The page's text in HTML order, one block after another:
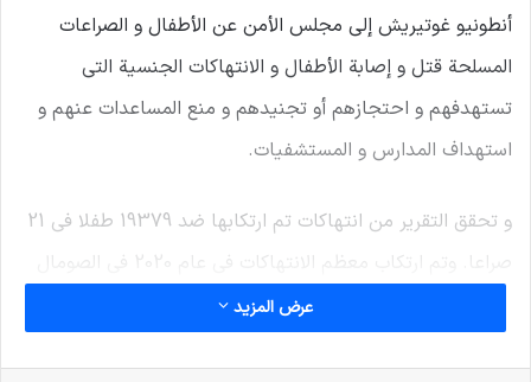
أنطونيو غوتيريش إلى مجلس الأمن عن الأطفال و الصراعات
المسلحة قتل و إصابة الأطفال و الانتهاكات الجنسية التي
تستهدفهم و احتجازهم أو تجنيدهم و منع المساعدات عنهم و
استهداف المدارس و المستشفيات.
و تحقق التقرير من انتهاكات تم ارتكابها ضد 19379 طفلا في 21
صراعا. وتم ارتكاب معظم الانتهاكات في عام 2020 في الصومال
وجمهورية الكونجو الديمقراطية وأفغانستان وسوريا واليمن.
و تحقق التقرير من تجنيد 8521 طفلا في العام الماضي في حين
عرض المزيد